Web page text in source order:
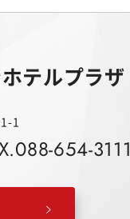
テルプラザ
1
654-3111